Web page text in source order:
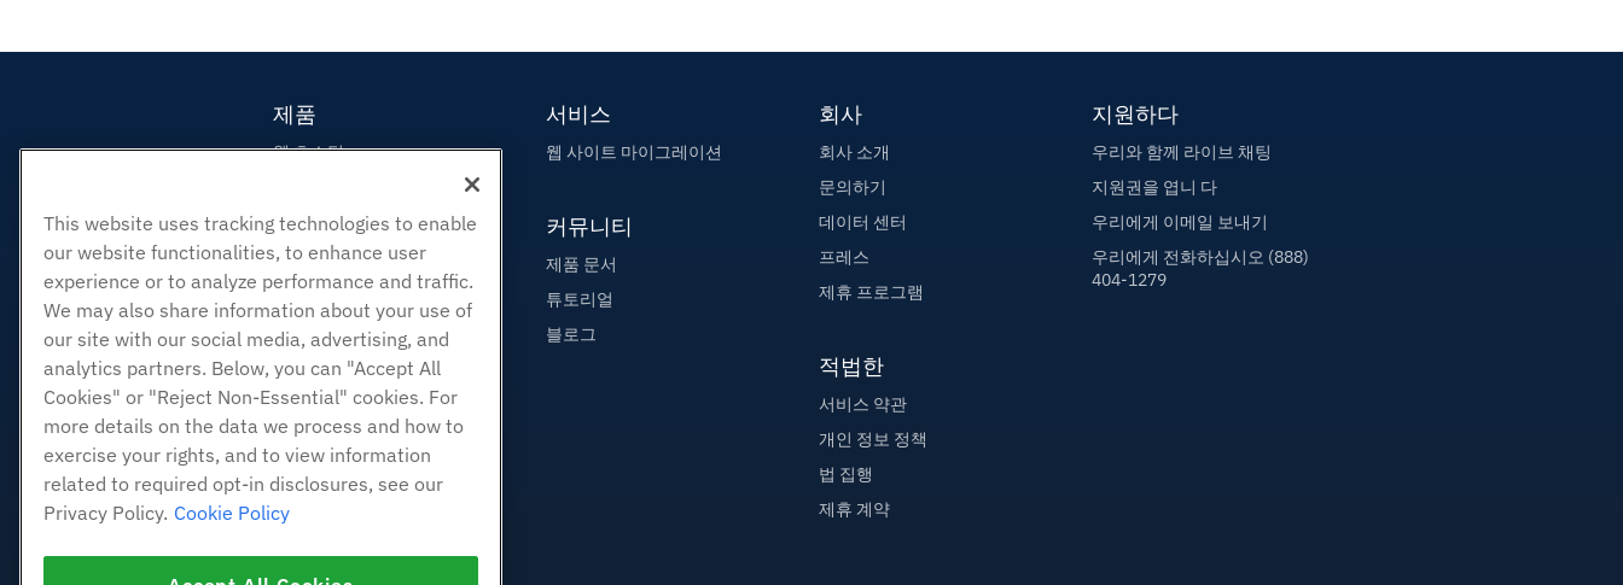
제품
웹 호스팅
리셀러 호스팅
화이트 라벨 리셀러
관리되는 리눅스 VPS
관리되지 않는 리눅스 VPS
관리 창 VPS
관리되지 않는 Windows VPS
클라우드 서버
로드 밸런서
서비스
웹 사이트 마이그레이션
커뮤니티
제품 문서
튜토리얼
블로그
회사
회사 소개
문의하기
데이터 센터
프레스
제휴 프로그램
적법한
서비스 약관
개인 정보 정책
법 집행
제휴 계약
지원하다
우리와 함께 라이브 채팅
지원권을 엽니 다
우리에게 이메일 보내기
우리에게 전화하십시오 (888)
404-1279
This website uses tracking technologies to enable
our website functionalities, to enhance user
experience or to analyze performance and traffic.
We may also share information about your use of
our site with our social media, advertising, and
analytics partners. Below, you can "Accept All
Cookies" or "Reject Non-Essential" cookies. For
more details on the data we process and how to
exercise your rights, and to view information
related to required opt-in disclosures, see our
Privacy Policy. Cookie Policy